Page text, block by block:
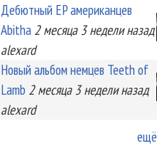
Дебютный EP американцев
Abitha 2 месяца 3 неделиназад
alexard
Новый альбом немцев Teeth of
Lamb 2 месяца 3 неделиназад
alexard
ещё